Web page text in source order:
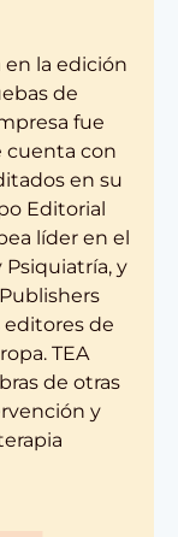
en la edición
de
fue
cuenta con
en su
Editorial
líder en el
Psiquiatría, y
editores de
TEA
de otras
y